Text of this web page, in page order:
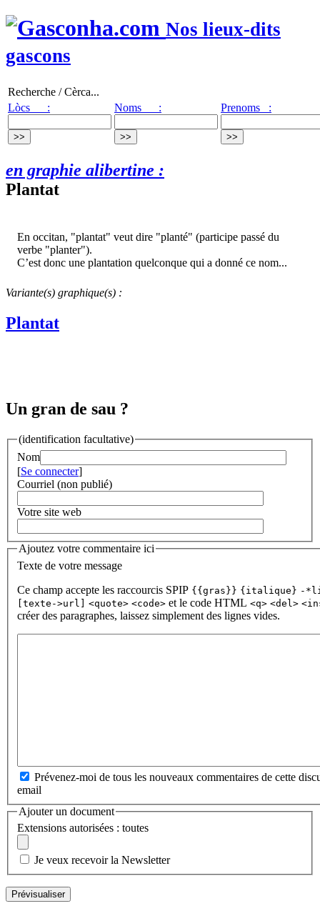
Nos lieux-dits
gascons
Recherche / Cèrca...
Lòcs :
Noms : Prenoms :
en graphie alibertine :
Plantat
En occitan, "plantat" veut dire "planté" (participe passé du
verbe "planter").
C’est donc une plantation quelconque qui a donné ce nom...
Variante(s) graphique(s) :
Plantat
Un gran de sau ?
(identification facultative)
Nom
[Se connecter]
Courriel (non publié)
Votre site web
Ajoutez votre commentaire ici
Texte de votre message
Ce champ accepte les raccourcis SPIP {{gras}} {italique} -
[texte->url] <quote> <code> et le code HTML <q> <del>
créer des paragraphes, laissez simplement des lignes vides.
Prévenez-moi de tous les nouveaux commentaires de cette
email
Ajouter un document
Extensions autorisées : toutes
Je veux recevoir la Newsletter